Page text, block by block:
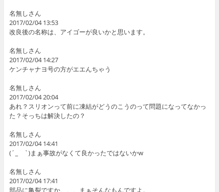
名無しさん
2017/02/04 13:53
改良後の名称は、アイゴーが良いかと思います。
名無しさん
2017/02/04 14:27
ケンチャナヨ号の方がエエんちゃう
名無しさん
2017/02/04 20:04
あれ？スリオンって前に凍結がどうのこうのって問題になってなかっ
た？そっちは解決したの？
名無しさん
2017/02/04 14:41
(´_ゝ`)まぁ事故がなくて良かったではないかw
名無しさん
2017/02/04 17:41
部品に亀裂ですか、、、まぁそんなもんですよ。